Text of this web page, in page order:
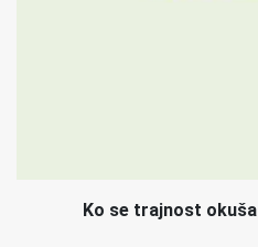
Ko se trajnost okuša